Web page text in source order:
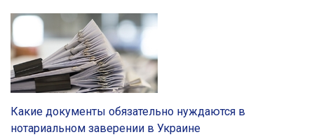
Какие документы обязательно нуждаются в
нотариальном заверении в Украине